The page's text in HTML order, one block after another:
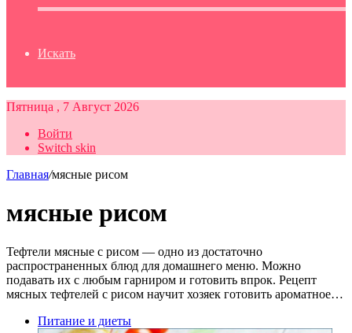
Искать
Пятница , 7 Август 2026
Войти
Switch skin
Главная/мясные рисом
мясные рисом
Тефтели мясные с рисом — одно из достаточно
распространенных блюд для домашнего меню. Можно
подавать их с любым гарниром и готовить впрок. Рецепт
мясных тефтелей с рисом научит хозяек готовить ароматное…
Питание и диеты